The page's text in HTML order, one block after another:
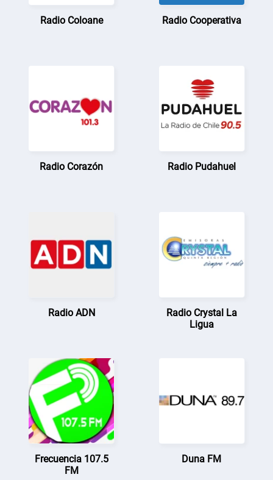
Radio Coloane Radio Cooperativa
Radio Corazón Radio Pudahuel
Radio ADN
Radio Crystal La
Ligua
Frecuencia 107.5
FM
Duna FM